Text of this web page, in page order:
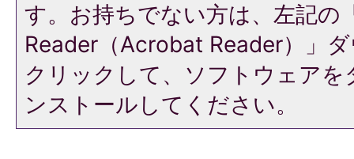
す。お持ちでない方は、左記の
Reader（Acrobat Reader）」
クリックして、ソフトウェア
ンストールしてください。